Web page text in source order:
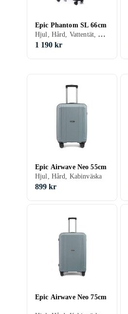
Epic Phantom SL 66cm
Hjul, Hård, Vattentät, TSA-lås
1 190 kr
Epic Airwave Neo 55cm
Hjul, Hård, Kabinväska
899 kr
Epic Airwave Neo 75cm